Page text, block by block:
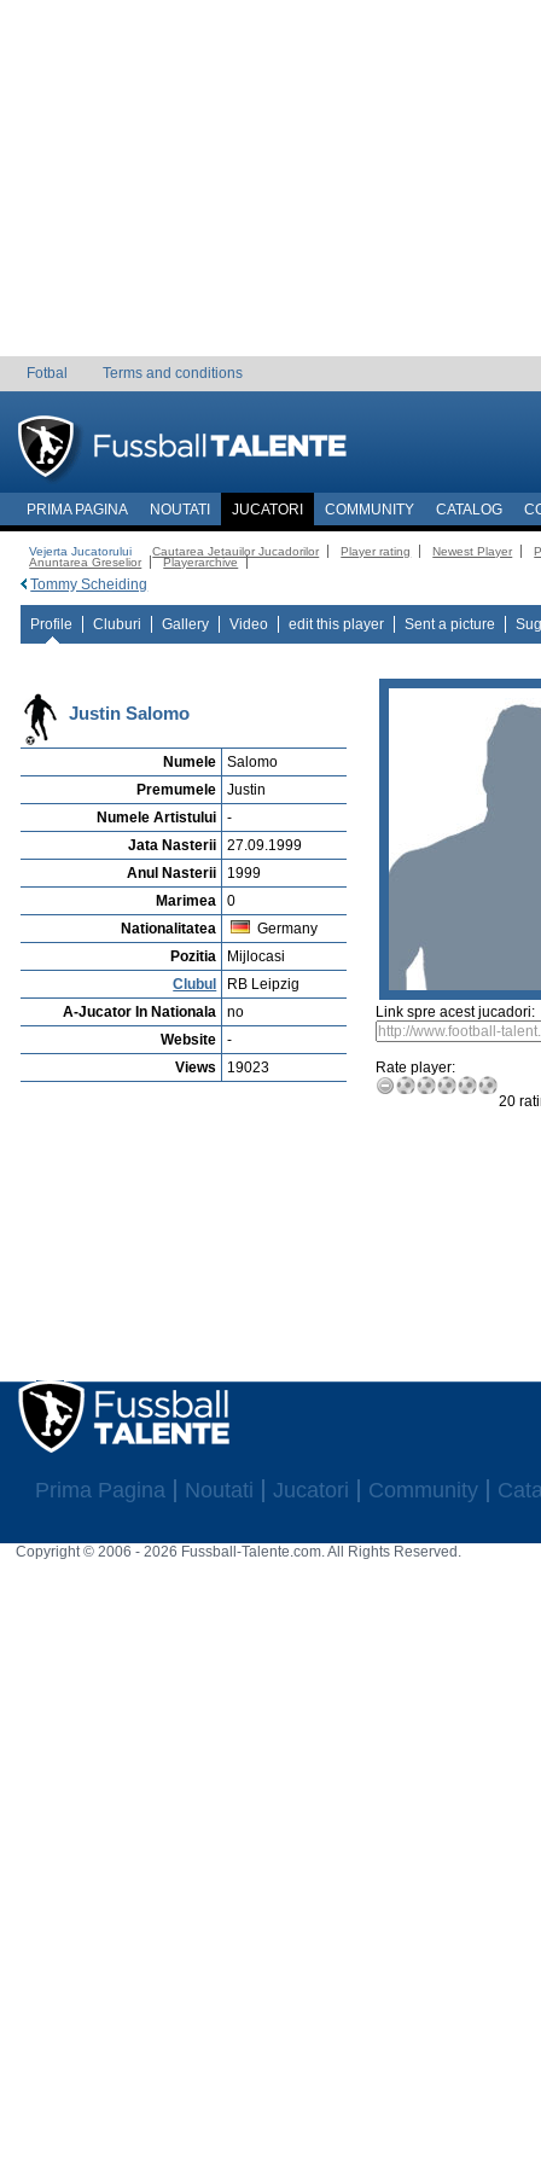
Fotbal Terms and conditions
PRIMA PAGINA NOUTATI JUCATORI COMMUNITY CATALOG
Vejerta Jucatorului Cautarea Jetauilor Jucadorilor Player rating Newest Player
Anuntarea Greselior
Playerarchive
Tommy Scheiding
Profile Cluburi Gallery Video edit this player Sent a picture
Justin Salomo
Numele
Salomo
Premumele
Justin
Numele Artistului
-
Jata Nasterii
27.09.1999
Anul Nasterii
1999
Marimea
0
Nationalitatea
Germany
Pozitia
Mijlocasi
Clubul
RB Leipzig
A-Jucator In Nationala
no
Website
-
Views
19023
Link spre acest jucadori:
Rate player:
20
Prima Pagina Noutati Jucatori Community
Copyright © 2006 - 2026 Fussball-Talente.com. All Rights Reserved.